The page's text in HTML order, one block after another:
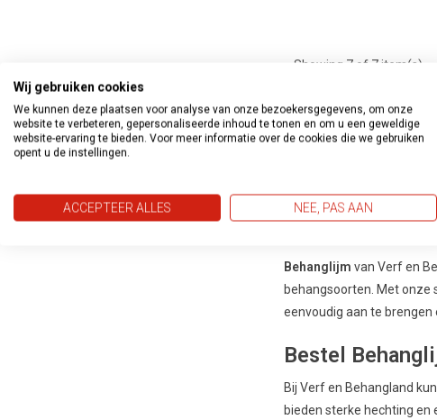
Showing 7 of 7 item(s)
Hoe gebruik je
Voor het beste resultaat
muur voor vliesbehang,
droogtijd. Druk het
Waarom kiezen
Behanglijm van Verf en
behangsoorten. Met onze
eenvoudig aan te brengen
Bestel
Bij Verf en Behangland
bieden sterke hechting en
Wij gebruiken cookies
We kunnen deze plaatsen voor analyse van onze bezoekersgegevens, om onze
website te verbeteren, gepersonaliseerde inhoud te tonen en om u een geweldige
website-ervaring te bieden. Voor meer informatie over de cookies die we gebruiken
opent u de instellingen.
ACCEPTEER ALLES NEE, PAS AAN